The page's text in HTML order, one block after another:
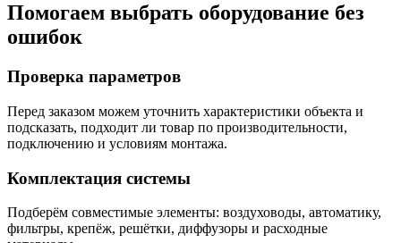
Помогаем выбрать оборудование без
ошибок
Проверка параметров
Перед заказом можем уточнить характеристики объекта и
подсказать, подходит ли товар по производительности,
подключению и условиям монтажа.
Комплектация системы
Подберём совместимые элементы: воздуховоды, автоматику,
фильтры, крепёж, решётки, диффузоры и расходные